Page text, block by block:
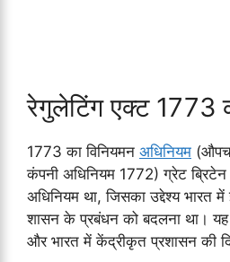
रेगुलेटिंग एक्ट 1773
1773 का विनियमन अधिनियम
कंपनी अधिनियम 1772) ग्रेट
अधिनियम था, जिसका उद्देश्य भारत
शासन के प्रबंधन को बदलना था।
और भारत में केंद्रीकृत प्रशासन की